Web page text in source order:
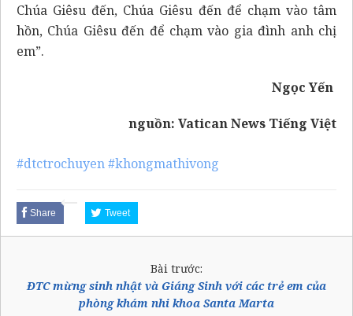
Chúa Giêsu đến, Chúa Giêsu đến để chạm vào tâm
hồn, Chúa Giêsu đến để chạm vào gia đình anh chị
em”.
Ngọc Yến
nguồn: Vatican News Tiếng Việt
#dtctrochuyen#khongmathivong
Share Tweet
Bài trước:
ĐTC mừng sinh nhật và Giáng Sinh với các trẻ em của
phòng khám nhi khoa Santa Marta